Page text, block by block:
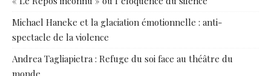
Michael Haneke et la glaciation émotionnelle : anti-
spectacle de la violence
Andrea Tagliapietra : Refuge du soi face au théâtre du